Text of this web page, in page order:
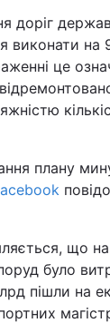
доріг
виконати на
це
плану
що на
було
пішли на